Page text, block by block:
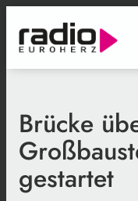
Brücke
gestartet